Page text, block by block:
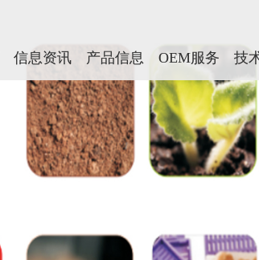
信息资讯 产品信息 OEM服务 技
信息资讯 产品信息 OEM服务 技